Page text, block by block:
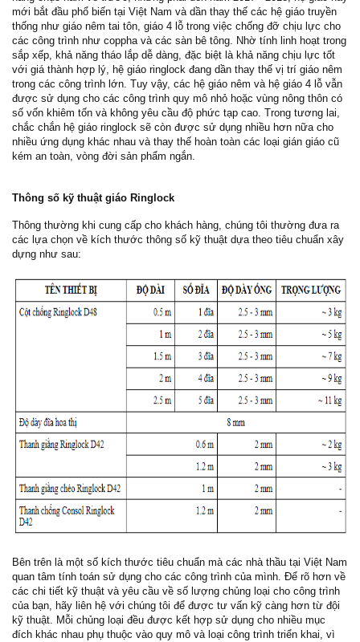
mới bắt đầu phổ biến tại Việt Nam và dần thay thế các hệ giáo truyền
thống như giáo nêm tai tôn, giáo 4 lỗ trong việc chống đỡ chịu lực cho
các công trình như coppha và các sàn bê tông. Nhờ tính linh hoạt trong
sắp xếp, khả năng tháo lắp dễ dàng, đặc biệt là khả năng chịu lực tốt
với giá thành hợp lý, hệ giáo ringlock đang dần thay thế vị trí giáo nêm
trong các công trình lớn. Tuy vậy, các hệ giáo nêm và hệ giáo 4 lỗ vẫn
được sử dụng cho các công trình quy mô nhỏ hoặc vùng nông thôn có
số vốn khiêm tốn và không yêu cầu độ phức tạp cao. Trong tương lai,
chắc chắn hệ giáo ringlock sẽ còn được sử dụng nhiều hơn nữa cho
nhiều ứng dụng khác nhau và thay thế hoàn toàn các loại gián giáo cũ
kém an toàn, vòng đời sản phẩm ngắn.
Thông số kỹ thuật giáo Ringlock
Thông thường khi cung cấp cho khách hàng, chúng tôi thường đưa ra
các lựa chọn về kích thước thông số kỹ thuật dựa theo tiêu chuẩn xây
dựng như sau:
Bên trên là một số kích thước tiêu chuẩn mà các nhà thầu tại Việt Nam
quan tâm tính toán sử dụng cho các công trình của mình. Để rõ hơn về
các chi tiết kỹ thuật và yêu cầu về số lượng chủng loại cho công trình
của bạn, hãy liên hệ với chúng tôi để được tư vấn kỹ càng hơn từ đội
kỹ thuật. Mỗi chủng loại đều được kết hợp sử dụng cho nhiều mục
đích khác nhau phụ thuộc vào quy mô và loại công trình triển khai, vì